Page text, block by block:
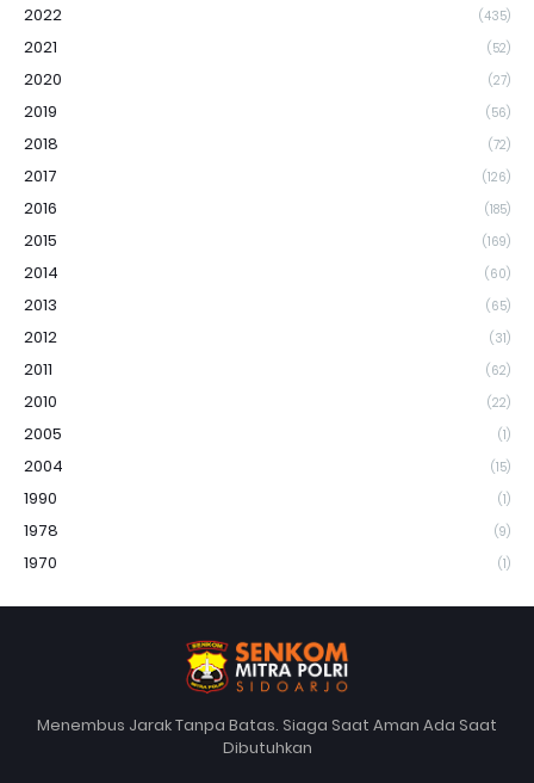
2022 (435)
2021 (52)
2020 (27)
2019 (56)
2018 (72)
2017 (126)
2016 (185)
2015 (169)
2014 (60)
2013 (65)
2012 (31)
2011 (62)
2010 (22)
2005 (1)
2004 (15)
1990 (1)
1978 (9)
1970 (1)
Menembus Jarak Tanpa Batas. Siaga Saat Aman Ada Saat
Dibutuhkan